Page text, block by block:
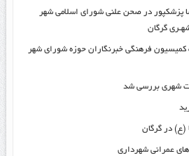
پزشکپور در صحن علنی شورای اسلامی شهر
شهـری گرگان
کمیسیون فرهنگی خبرنگاران حوزه شورای شهر
شهری بررسی شد
(ع) در گرگان
عمرانی شهرداری